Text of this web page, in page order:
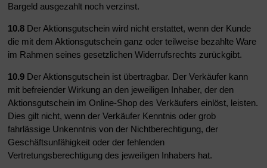
Bargeld ausgezahlt noch verzinst.
10.8 Der Aktionsgutschein wird nicht erstattet, wenn der Kunde
die mit dem Aktionsgutschein ganz oder teilweise bezahlte Ware
im Rahmen seines gesetzlichen Widerrufsrechts zurückgibt.
10.9 Der Aktionsgutschein ist übertragbar. Der Verkäufer kann
mit befreiender Wirkung an den jeweiligen Inhaber, der den
Aktionsgutschein im Online-Shop des Verkäufers einlöst, leisten.
Dies gilt nicht, wenn der Verkäufer Kenntnis oder grob
fahrlässige Unkenntnis von der Nichtberechtigung, der
Geschäftsunfähigkeit oder der fehlenden
Vertretungsberechtigung des jeweiligen Inhabers hat.